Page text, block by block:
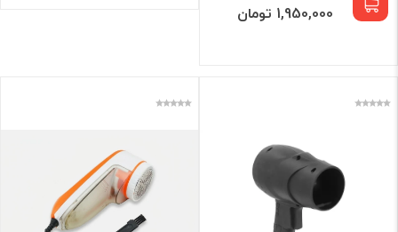
1,950,000 تومان